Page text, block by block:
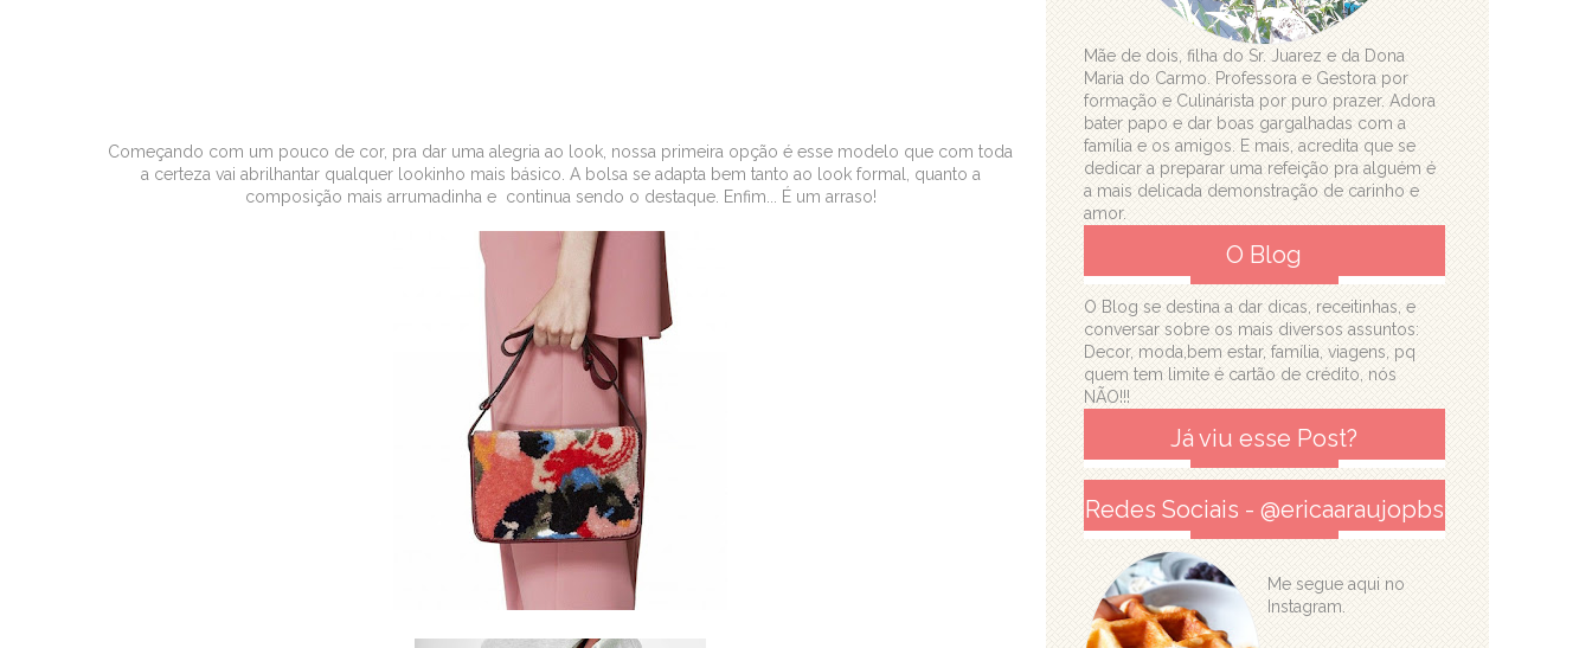
Começando com um pouco de cor, pra dar uma alegria ao look, nossa primeira opção é esse modelo que com toda
a certeza vai abrilhantar qualquer lookinho mais básico. A bolsa se adapta bem tanto ao look formal, quanto a
composição mais arrumadinha e continua sendo o destaque. Enfim... É um arraso!
Mãe de dois, filha do Sr. Juarez e da Dona
Maria do Carmo. Professora e Gestora por
formação e Culinárista por puro prazer. Adora
bater papo e dar boas gargalhadas com a
família e os amigos. E mais, acredita que se
dedicar a preparar uma refeição pra alguém é
a mais delicada demonstração de carinho e
amor.
O Blog
O Blog se destina a dar dicas, receitinhas, e
conversar sobre os mais diversos assuntos:
Decor, moda,bem estar, família, viagens, pq
quem tem limite é cartão de crédito, nós
NÃO!!!
Já viu esse Post?
Redes Sociais - @ericaaraujopbs
Me segue aqui no
Instagram.